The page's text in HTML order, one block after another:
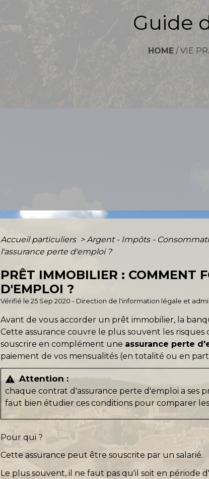
Guide
HOME /VIE
Accueil particuliers > Argent - Impôts -
l'assurance perte d'emploi ?
PRÊT IMMOBILIER : COMMENT
D'EMPLOI ?
Vérifié le 25 Sep 2020 - Direction de l'information légale et
Avant de vous accorder un prêt immobilier, la
Cette assurance couvre le plus souvent les
souscrire en complément une assurance perte
paiement de vos mensualités (en totalité ou en
warning Attention :
chaque contrat d'assurance perte d'emploi a ses
faut bien étudier ces conditions pour comparer
Pour qui ?
Cette assurance peut être souscrite par un salarié.
Le plus souvent, il ne faut pas qu'il soit en période